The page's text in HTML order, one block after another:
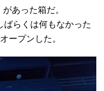
あった箱だ。
らくは何もなかった
ープンした。